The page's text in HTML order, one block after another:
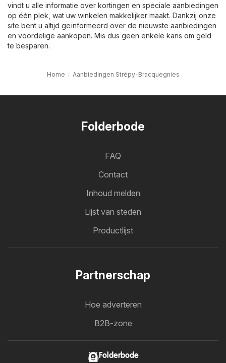
vindt u alle informatie over kortingen en speciale aanbiedingen
op één plek, wat uw winkelen makkelijker maakt. Dankzij onze
site bent u altijd geïnformeerd over de nieuwste aanbiedingen
en voordelige aankopen. Mis dus geen enkele kans om geld
te besparen.
Home Aanbiedingen Strépy-Bracquegnies
Folderbode
FAQ
Contact
Inhoud melden
Lijst van steden
Productlijst
Partnerschap
Hoe adverteren
B2B-zone
Folderbode